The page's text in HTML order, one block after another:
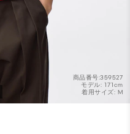
商品番号:359527
モデル: 171cm
着用サイズ: M